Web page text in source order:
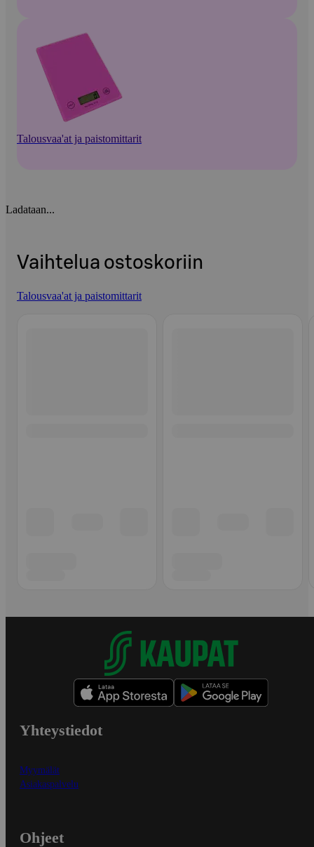
Talousvaa'at ja paistomittarit
Ladataan...
Vaihtelua ostoskoriin
Talousvaa'at ja paistomittarit
Yhteystiedot
Myymälät
Asiakaspalvelu
Ohjeet